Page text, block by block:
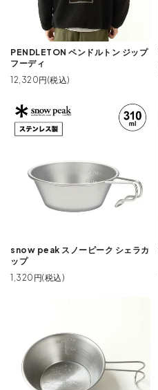
PENDLETON ペンドルトン ジップ
フーディ
12,320円(税込)
snow peak スノーピーク シェラカ
ップ
1,320円(税込)